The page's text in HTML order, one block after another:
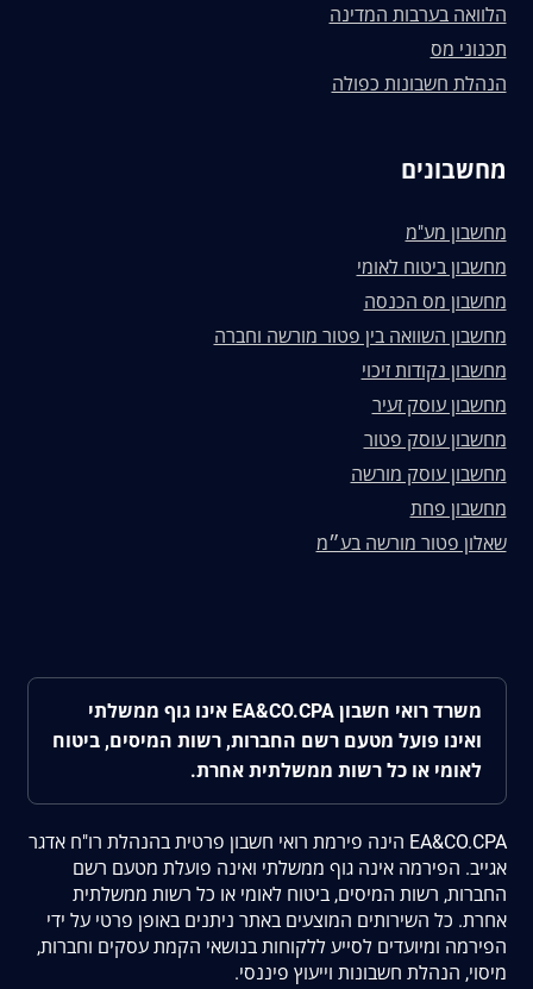
הלוואה בערבות המדינה
תכנוני מס
הנהלת חשבונות כפולה
מחשבונים
מחשבון מע"מ
מחשבון ביטוח לאומי
מחשבון מס הכנסה
מחשבון השוואה בין פטור מורשה וחברה
מחשבון נקודות זיכוי
מחשבון עוסק זעיר
מחשבון עוסק פטור
מחשבון עוסק מורשה
מחשבון פחת
שאלון פטור מורשה בע״מ
משרד רואי חשבון EA&CO.CPA אינו גוף ממשלתי
ואינו פועל מטעם רשם החברות, רשות המיסים, ביטוח
לאומי או כל רשות ממשלתית אחרת.
EA&CO.CPA הינה פירמת רואי חשבון פרטית בהנהלת רו"ח אדגר
אגייב. הפירמה אינה גוף ממשלתי ואינה פועלת מטעם רשם
החברות, רשות המיסים, ביטוח לאומי או כל רשות ממשלתית
אחרת. כל השירותים המוצעים באתר ניתנים באופן פרטי על ידי
הפירמה ומיועדים לסייע ללקוחות בנושאי הקמת עסקים וחברות,
מיסוי, הנהלת חשבונות וייעוץ פיננסי.